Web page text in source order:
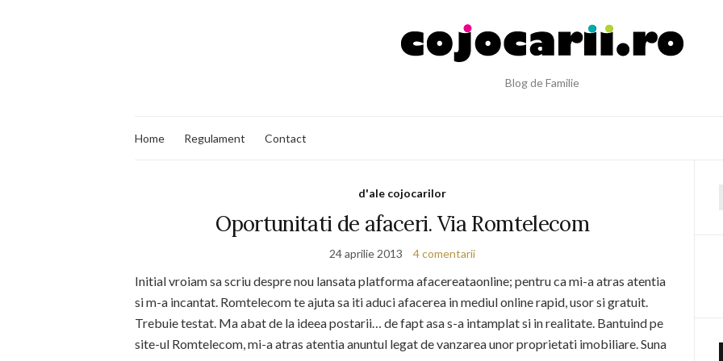
Blog de Familie
Home Regulament Contact
d'ale cojocarilor
Oportunitati de afaceri. Via Romtelecom
24 aprilie 2013 4 comentarii
Initial vroiam sa scriu despre nou lansata platforma afacereataonline; pentru ca mi-a atras atentia
si m-a incantat. Romtelecom te ajuta sa iti aduci afacerea in mediul online rapid, usor si gratuit.
Trebuie testat. Ma abat de la ideea postarii… de fapt asa s-a intamplat si in realitate. Bantuind pe
site-ul Romtelecom, mi-a atras atentia anuntul legat de vanzarea unor proprietati imobiliare. Suna